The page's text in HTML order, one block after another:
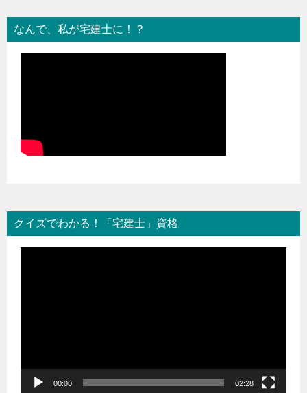
なんで、私が宅建士に！？
クイズでわかる！「宅建士」資格
00:00 02:28